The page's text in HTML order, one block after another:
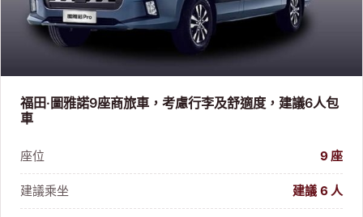
福田·圖雅諾9座商旅車，考慮行李及舒適度，建議6人包
車
座位 9 座
建議乘坐 建議 6 人